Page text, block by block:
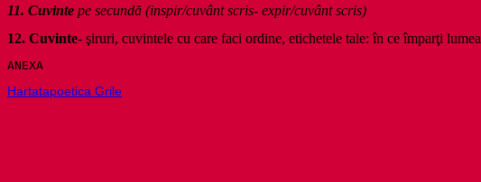
11. Cuvinte pe secundă (inspir/cuvânt scris- expir/cuvânt scris)
12. Cuvinte- şiruri, cuvintele cu care faci ordine, etichetele tale: în ce împarţi lumea
ANEXA
Hartatapoetica Grile